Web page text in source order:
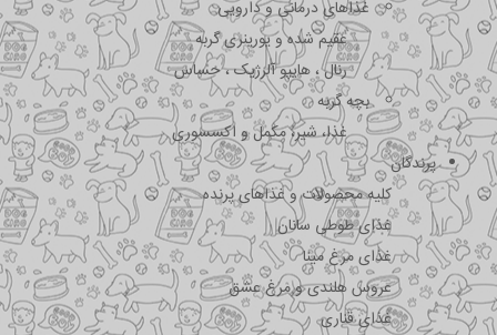
غذاهای درمانی و دارویی
عقیم شده و یورینری گربه
رنال ، هایپو آلرژیک ، حساس
بچه گربه
غذا، شیر، مکمل و اکسسوری
پرندگان
کلیه محصولات و غذاهای پرنده
غذای طوطی سانان
غذای مرغ مینا
عروس هلندی و مرغ عشق
غذای قناری